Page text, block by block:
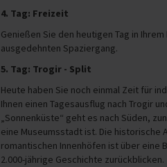
4. Tag: Freizeit
Genießen Sie den heutigen Tag in
ausgedehnten Spaziergang.
5. Tag: Trogir - Split
Heute haben Sie noch einmal Zeit für
Ihnen einen Tagesausflug nach Trogir
„Sonnenküste“ geht es nach Süden,
eine Museumsstadt ist. Die historische
romantischen Innenhöfen ist über eine
2.000-jährige Geschichte zurückblicken.